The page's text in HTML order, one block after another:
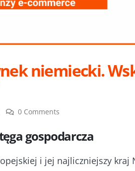
niemiecki.
0 Comments
gospodarcza
i jej najliczniejszy